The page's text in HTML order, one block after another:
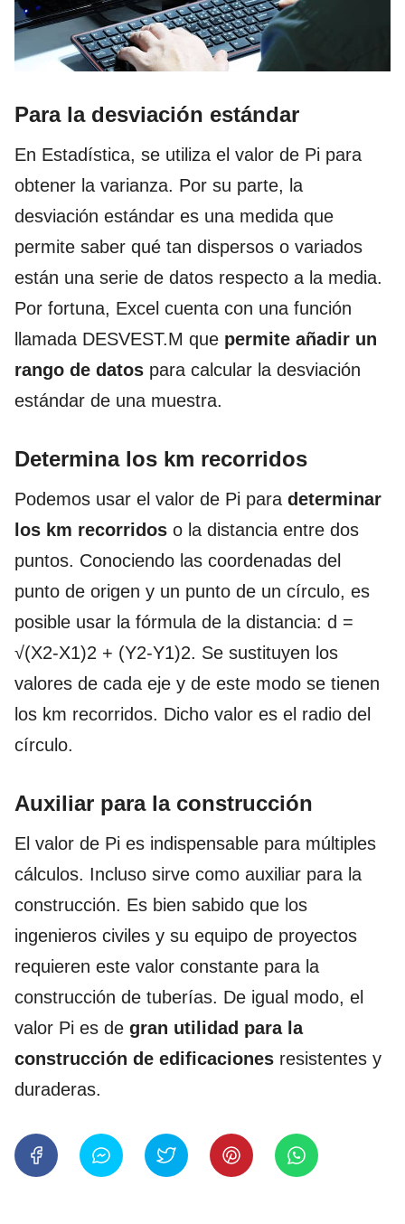
Para la desviación estándar
En Estadística, se utiliza el valor de Pi para
obtener la varianza. Por su parte, la
desviación estándar es una medida que
permite saber qué tan dispersos o variados
están una serie de datos respecto a la media.
Por fortuna, Excel cuenta con una función
llamada DESVEST.M que permite añadir un
rango de datos para calcular la desviación
estándar de una muestra.
Determina los km recorridos
Podemos usar el valor de Pi para determinar
los km recorridos o la distancia entre dos
puntos. Conociendo las coordenadas del
punto de origen y un punto de un círculo, es
posible usar la fórmula de la distancia: d =
√(X2-X1)2 + (Y2-Y1)2. Se sustituyen los
valores de cada eje y de este modo se tienen
los km recorridos. Dicho valor es el radio del
círculo.
Auxiliar para la construcción
El valor de Pi es indispensable para múltiples
cálculos. Incluso sirve como auxiliar para la
construcción. Es bien sabido que los
ingenieros civiles y su equipo de proyectos
requieren este valor constante para la
construcción de tuberías. De igual modo, el
valor Pi es de gran utilidad para la
construcción de edificaciones resistentes y
duraderas.